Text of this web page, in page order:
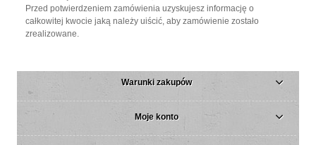
Przed potwierdzeniem zamówienia uzyskujesz informację o
całkowitej kwocie jaką należy uiścić, aby zamówienie zostało
zrealizowane.
Warunki zakupów
Moje konto